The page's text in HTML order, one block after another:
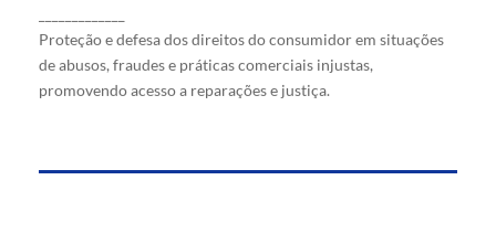
Proteção e defesa dos direitos do consumidor em situações
de abusos, fraudes e práticas comerciais injustas,
promovendo acesso a reparações e justiça.
situações de abusos, fraudes e práticas comerciais
injustas, promovendo acesso a reparações e justiça.